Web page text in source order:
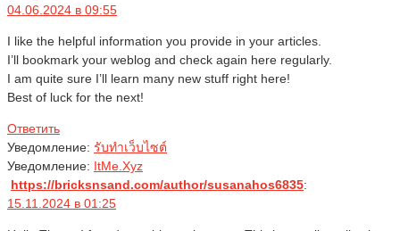
04.06.2024 в 09:55
I like the helpful information you provide in your articles.
I’ll bookmark your weblog and check again here regularly.
I am quite sure I’ll learn many new stuff right here!
Best of luck for the next!
Ответить
Уведомление: รับทำเว็บไซต์
Уведомление: ItMe.Xyz
https://bricksnsand.com/author/susanahos6835:
15.11.2024 в 01:25